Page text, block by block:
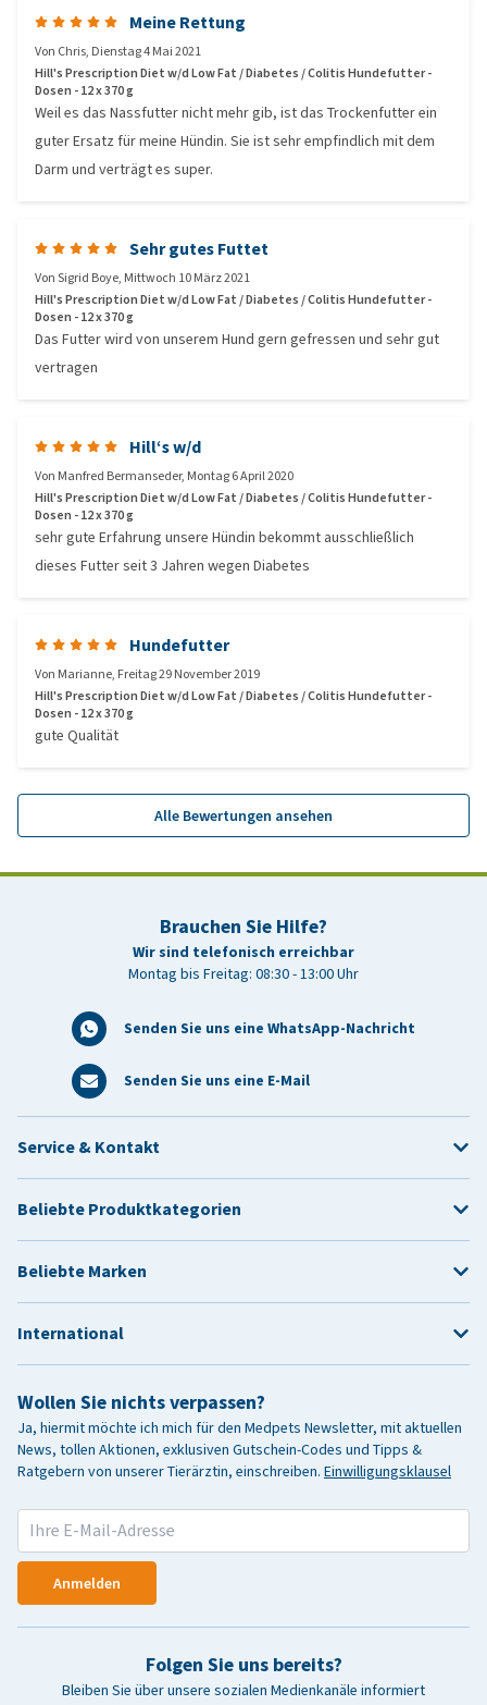
Meine Rettung
Von Chris, Dienstag 4 Mai 2021
Hill's Prescription Diet w/d Low Fat / Diabetes / Colitis Hundefutter -
Dosen - 12 x 370 g
Weil es das Nassfutter nicht mehr gib, ist das Trockenfutter ein
guter Ersatz für meine Hündin. Sie ist sehr empfindlich mit dem
Darm und verträgt es super.
Sehr gutes Futtet
VonSigrid Boye, Mittwoch 10 März 2021
Hill's Prescription Diet w/d Low Fat / Diabetes / Colitis Hundefutter -
Dosen - 12 x 370 g
Das Futter wird von unserem Hund gern gefressen und sehr gut
vertragen
Hill‘s w/d
Von Manfred Bermanseder, Montag 6 April 2020
Hill's Prescription Diet w/d Low Fat / Diabetes / Colitis Hundefutter -
Dosen - 12 x 370 g
sehr gute Erfahrung unsere Hündin bekommt ausschließlich
dieses Futter seit 3 Jahren wegen Diabetes
Hundefutter
Von Marianne, Freitag 29 November 2019
Hill's Prescription Diet w/d Low Fat / Diabetes / Colitis Hundefutter -
Dosen - 12 x 370 g
gute Qualität
Alle Bewertungen ansehen
Brauchen Sie Hilfe?
Wir sind telefonisch erreichbar
Montag bis Freitag: 08:30 - 13:00 Uhr
Senden Sie uns eine WhatsApp-Nachricht
Senden Sie uns eine E-Mail
Wollen Sie nichts verpassen?
Ja, hiermit möchte ich mich für den Medpets Newsletter, mit aktuellen
News, tollen Aktionen, exklusiven Gutschein-Codes und Tipps &
Ratgebern von unserer Tierärztin, einschreiben. Einwilligungsklausel
Anmelden
Folgen Sie uns bereits?
Bleiben Sie über unsere sozialen Medienkanäle informiert
Service & Kontakt
Beliebte Produktkategorien
Beliebte Marken
International